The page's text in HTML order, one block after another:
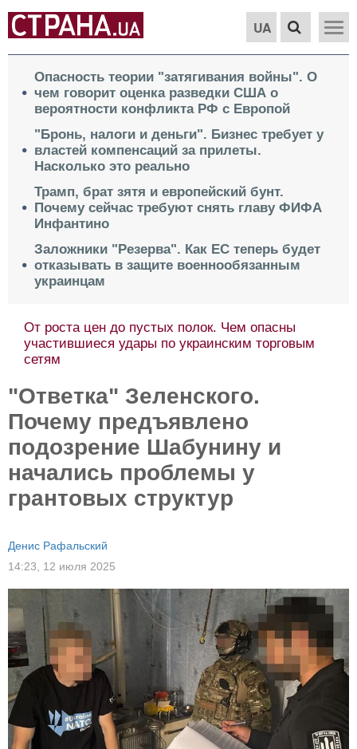
UA
Опасность теории "затягивания войны". О
чем говорит оценка разведки США о
вероятности конфликта РФ с Европой
"Бронь, налоги и деньги". Бизнес требует у
властей компенсаций за прилеты.
Насколько это реально
Трамп, брат зятя и европейский бунт.
Почему сейчас требуют снять главу ФИФА
Инфантино
Заложники "Резерва". Как ЕС теперь будет
отказывать в защите военнообязанным
украинцам
От роста цен до пустых полок. Чем опасны
участившиеся удары по украинским торговым
сетям
"Ответка" Зеленского.
Почему предъявлено
подозрение Шабунину и
начались проблемы у
грантовых структур
Денис Рафальский
14:23, 12 июля 2025